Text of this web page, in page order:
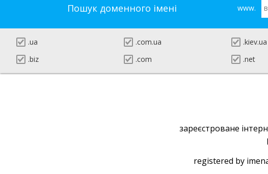
Пошук доменного імені www.
.ua .com.ua .kiev.ua
.biz
.com .net
зареєстроване
registered by